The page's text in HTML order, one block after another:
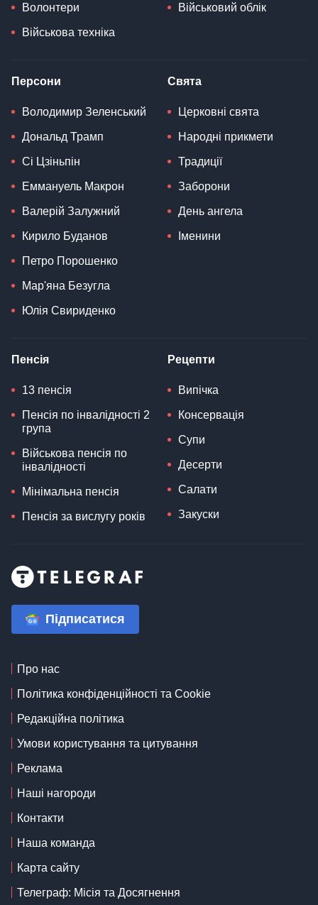
Волонтери
Військова техніка
Військовий облік
Персони
Володимир Зеленський
Дональд Трамп
Сі Цзіньпін
Еммануель Макрон
Валерій Залужний
Кирило Буданов
Петро Порошенко
Мар'яна Безугла
Юлія Свириденко
Свята
Церковні свята
Народні прикмети
Традиції
Заборони
День ангела
Іменини
Пенсія
13 пенсія
Пенсія по інвалідності 2
група
Військова пенсія по
інвалідності
Мінімальна пенсія
Пенсія за вислугу років
Рецепти
Випічка
Консервація
Супи
Десерти
Салати
Закуски
Підписатися
Про нас
Політика конфіденційності та Cookie
Редакційна політика
Умови користування та цитування
Реклама
Наші нагороди
Контакти
Наша команда
Карта сайту
Телеграф: Місія та Досягнення